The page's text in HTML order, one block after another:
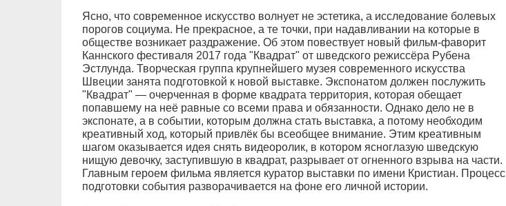
Ясно, что современное искусство волнует не эстетика, а исследование болевых
порогов социума. Не прекрасное, а те точки, при надавливании на которые в
обществе возникает раздражение. Об этом повествует новый фильм-фаворит
Каннского фестиваля 2017 года "Квадрат" от шведского режиссёра Рубена
Эстлунда. Творческая группа крупнейшего музея современного искусства
Швеции занята подготовкой к новой выставке. Экспонатом должен послужить
"Квадрат" — очерченная в форме квадрата территория, которая обещает
попавшему на неё равные со всеми права и обязанности. Однако дело не в
экспонате, а в событии, которым должна стать выставка, а потому необходим
креативный ход, который привлёк бы всеобщее внимание. Этим креативным
шагом оказывается идея снять видеоролик, в котором ясноглазую шведскую
нищую девочку, заступившую в квадрат, разрывает от огненного взрыва на части.
Главным героем фильма является куратор выставки по имени Кристиан. Процесс
подготовки события разворачивается на фоне его личной истории.